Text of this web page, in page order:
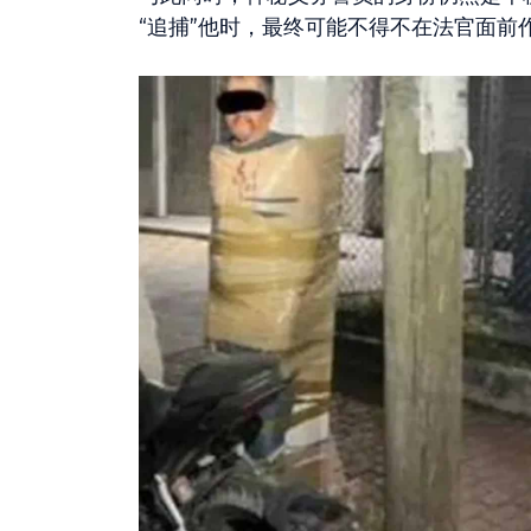
“追捕”他时，最终可能不得不在法官面前